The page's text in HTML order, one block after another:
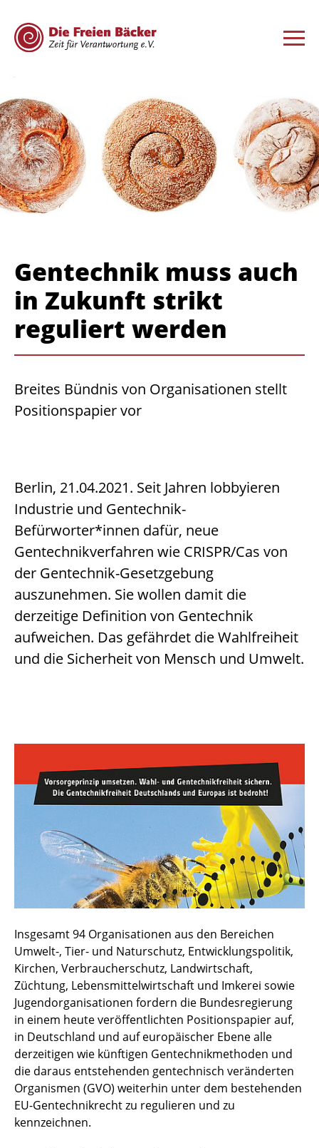
Gentechnik muss auch
in Zukunft strikt
reguliert werden
Breites Bündnis von Organisationen stellt
Positionspapier vor
Berlin, 21.04.2021. Seit Jahren lobbyieren
Industrie und Gentechnik-
Befürworter*innen dafür, neue
Gentechnikverfahren wie CRISPR/Cas von
der Gentechnik-Gesetzgebung
auszunehmen. Sie wollen damit die
derzeitige Definition von Gentechnik
aufweichen. Das gefährdet die Wahlfreiheit
und die Sicherheit von Mensch und Umwelt.
Insgesamt 94 Organisationen aus den Bereichen
Umwelt-, Tier- und Naturschutz, Entwicklungspolitik,
Kirchen, Verbraucherschutz, Landwirtschaft,
Züchtung, Lebensmittelwirtschaft und Imkerei sowie
Jugendorganisationen fordern die Bundesregierung
in einem heute veröffentlichten Positionspapier auf,
in Deutschland und auf europäischer Ebene alle
derzeitigen wie künftigen Gentechnikmethoden und
die daraus entstehenden gentechnisch veränderten
Organismen (GVO) weiterhin unter dem bestehenden
EU-Gentechnikrecht zu regulieren und zu
kennzeichnen.